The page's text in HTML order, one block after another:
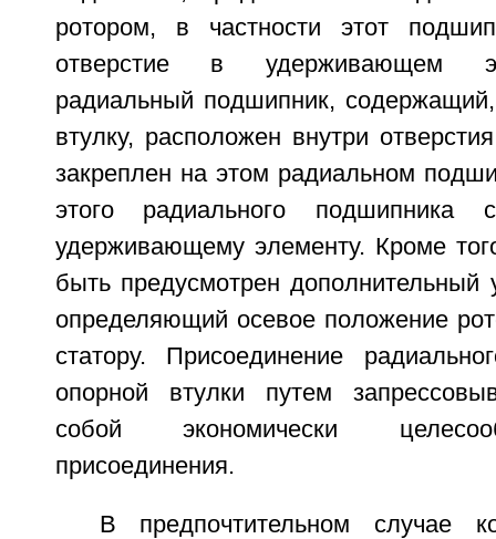
ротором, в частности этот
отверстие в удерживающем
радиальный подшипник,
втулку, расположен внутри
закреплен на этом радиальном
этого радиального подшипника
удерживающему элементу. Кроме
быть предусмотрен
определяющий осевое положение
статору. Присоединение
опорной втулки путем
собой экономически
присоединения.
В предпочтительном случае